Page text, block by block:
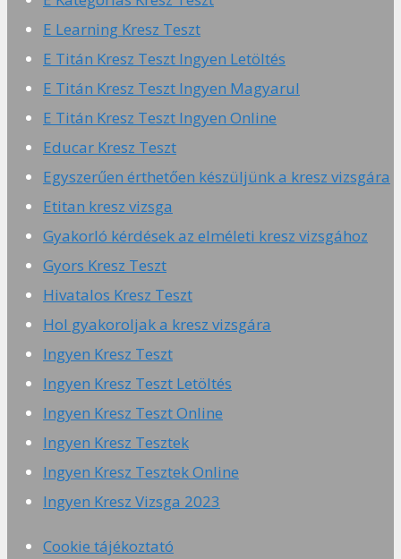
E Learning Kresz Teszt
E Titán Kresz Teszt Ingyen Letöltés
E Titán Kresz Teszt Ingyen Magyarul
E Titán Kresz Teszt Ingyen Online
Educar Kresz Teszt
Egyszerűen érthetően készüljünk a kresz vizsgára
Etitan kresz vizsga
Gyakorló kérdések az elméleti kresz vizsgához
Gyors Kresz Teszt
Hivatalos Kresz Teszt
Hol gyakoroljak a kresz vizsgára
Ingyen Kresz Teszt
Ingyen Kresz Teszt Letöltés
Ingyen Kresz Teszt Online
Ingyen Kresz Tesztek
Ingyen Kresz Tesztek Online
Ingyen Kresz Vizsga 2023
Cookie tájékoztató